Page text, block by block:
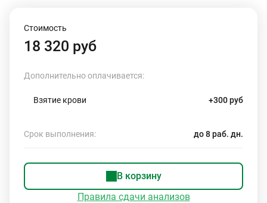
Стоимость
18 320 руб
Дополнительно оплачивается:
Взятие крови +300 руб
Срок выполнения: до 8 раб. дн.
В корзину
Правила сдачи анализов